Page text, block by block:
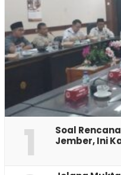
1
‎Soal
Jember, Ini